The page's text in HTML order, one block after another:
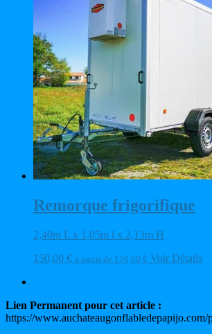
Remorque frigorifique
2,40m L x 1,05m l x 2,13m H
150,00 € à partir de 150,00 € Voir Détails
Lien Permanent pour cet article :
https://www.auchateaugonflabledepapijo.com/